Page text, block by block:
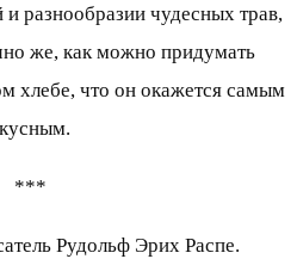
разнообразии чудесных трав,
же, как можно придумать
хлебе, что он окажется самым
***
Рудольф Эрих Распе.